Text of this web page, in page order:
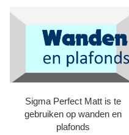
Sigma Perfect Matt is te
gebruiken op wanden en
plafonds